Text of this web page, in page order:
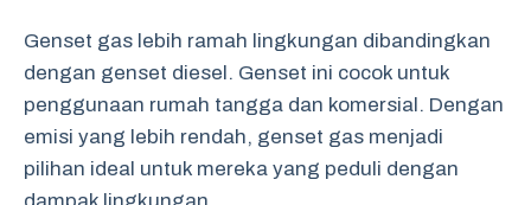
Genset gas lebih ramah lingkungan dibandingkan
dengan genset diesel. Genset ini cocok untuk
penggunaan rumah tangga dan komersial. Dengan
emisi yang lebih rendah, genset gas menjadi
pilihan ideal untuk mereka yang peduli dengan
dampak lingkungan.